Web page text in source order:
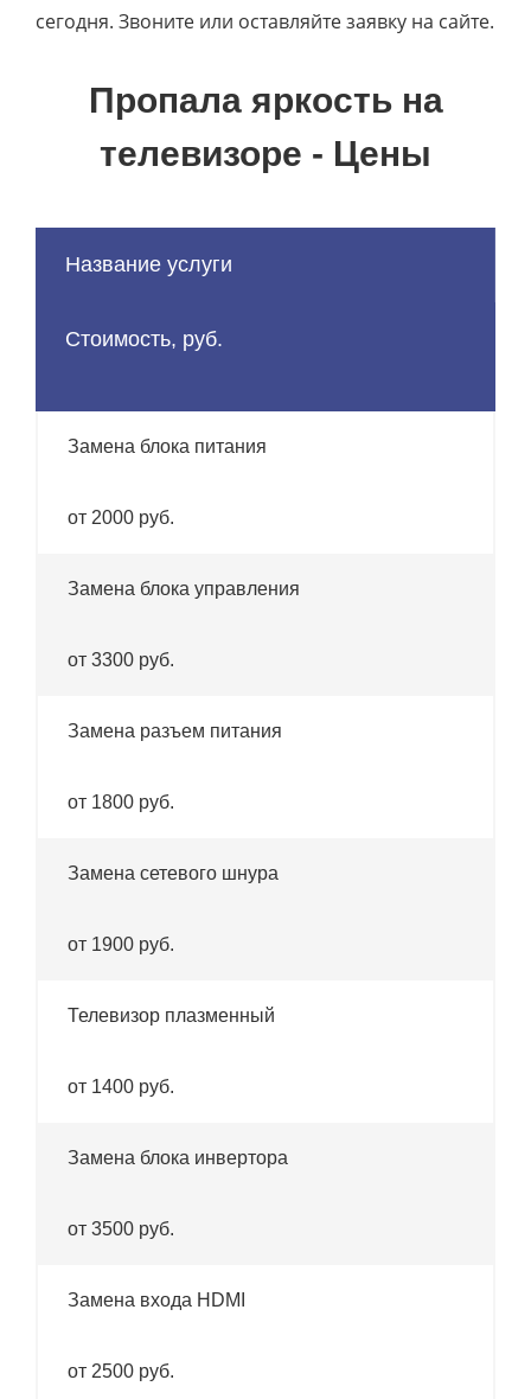
сегодня. Звоните или оставляйте заявку на сайте.
Пропала яркость на
телевизоре - Цены
Название услуги
Стоимость, руб.
Замена блока питания
от 2000 руб.
Замена блока управления
от 3300 руб.
Замена разъем питания
от 1800 руб.
Замена сетевого шнура
от 1900 руб.
Телевизор плазменный
от 1400 руб.
Замена блока инвертора
от 3500 руб.
Замена входа HDMI
от 2500 руб.